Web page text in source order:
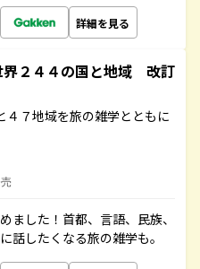
詳細を見る
２４４の国と地域 改訂
４７地域を旅の雑学とともに
ました！首都、言語、民族、
話したくなる旅の雑学も。